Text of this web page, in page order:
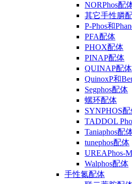
NORPhos配
其它手性膦
P-Phos和
PFA配体
PHOX配体
PINAP配体
QUINAP配体
QuinoxP和
Segphos配体
螺环配体
SYNPHOS
TADDOL
Taniaphos配
tunephos配体
UREAPhos-
Walphos配体
手性氮配体